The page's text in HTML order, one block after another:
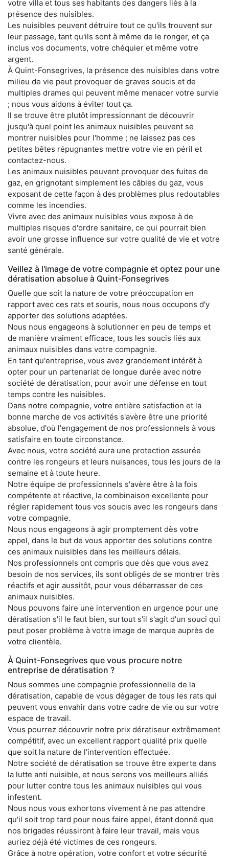
votre villa et tous ses habitants des dangers liés à la
présence des nuisibles.
Les nuisibles peuvent détruire tout ce qu'ils trouvent sur
leur passage, tant qu'ils sont à même de le ronger, et ça
inclus vos documents, votre chéquier et même votre
argent.
À Quint-Fonsegrives, la présence des nuisibles dans votre
milieu de vie peut provoquer de graves soucis et de
multiples drames qui peuvent même menacer votre survie
; nous vous aidons à éviter tout ça.
Il se trouve être plutôt impressionnant de découvrir
jusqu'à quel point les animaux nuisibles peuvent se
montrer nuisibles pour l'homme ; ne laissez pas ces
petites bêtes répugnantes mettre votre vie en péril et
contactez-nous.
Les animaux nuisibles peuvent provoquer des fuites de
gaz, en grignotant simplement les câbles du gaz, vous
exposant de cette façon à des problèmes plus redoutables
comme les incendies.
Vivre avec des animaux nuisibles vous expose à de
multiples risques d'ordre sanitaire, ce qui pourrait bien
avoir une grosse influence sur votre qualité de vie et votre
santé générale.
Veillez à l'image de votre compagnie et optez pour une
dératisation absolue à Quint-Fonsegrives
Quelle que soit la nature de votre préoccupation en
rapport avec ces rats et souris, nous nous occupons d'y
apporter des solutions adaptées.
Nous nous engageons à solutionner en peu de temps et
de manière vraiment efficace, tous les soucis liés aux
animaux nuisibles dans votre compagnie.
En tant qu'entreprise, vous avez grandement intérêt à
opter pour un partenariat de longue durée avec notre
société de dératisation, pour avoir une défense en tout
temps contre les nuisibles.
Dans notre compagnie, votre entière satisfaction et la
bonne marche de vos activités s'avère être une priorité
absolue, d'où l'engagement de nos professionnels à vous
satisfaire en toute circonstance.
Avec nous, votre société aura une protection assurée
contre les rongeurs et leurs nuisances, tous les jours de la
semaine et à toute heure.
Notre équipe de professionnels s'avère être à la fois
compétente et réactive, la combinaison excellente pour
régler rapidement tous vos soucis avec les rongeurs dans
votre compagnie.
Nous nous engageons à agir promptement dès votre
appel, dans le but de vous apporter des solutions contre
ces animaux nuisibles dans les meilleurs délais.
Nos professionnels ont compris que dès que vous avez
besoin de nos services, ils sont obligés de se montrer très
réactifs et agir aussitôt, pour vous débarrasser de ces
animaux nuisibles.
Nous pouvons faire une intervention en urgence pour une
dératisation s'il le faut bien, surtout s'il s'agit d'un souci qui
peut poser problème à votre image de marque auprès de
votre clientèle.
À Quint-Fonsegrives que vous procure notre
entreprise de dératisation ?
Nous sommes une compagnie professionnelle de la
dératisation, capable de vous dégager de tous les rats qui
peuvent vous envahir dans votre cadre de vie ou sur votre
espace de travail.
Vous pourrez découvrir notre prix dératiseur extrêmement
compétitif, avec un excellent rapport qualité prix quelle
que soit la nature de l'intervention effectuée.
Notre société de dératisation se trouve être experte dans
la lutte anti nuisible, et nous serons vos meilleurs alliés
pour lutter contre tous les animaux nuisibles qui vous
infestent.
Nous nous vous exhortons vivement à ne pas attendre
qu'il soit trop tard pour nous faire appel, étant donné que
nos brigades réussiront à faire leur travail, mais vous
auriez déjà été victimes de ces rongeurs.
Grâce à notre opération, votre confort et votre sécurité